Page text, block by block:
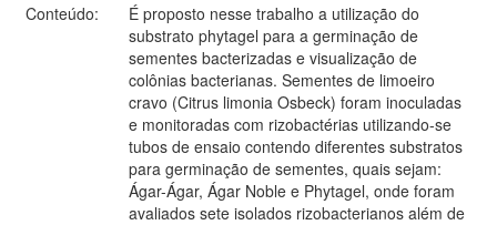
Conteúdo:
É proposto nesse trabalho a utilização do
substrato phytagel para a germinação de
sementes bacterizadas e visualização de
colônias bacterianas. Sementes de limoeiro
cravo (Citrus limonia Osbeck) foram inoculadas
e monitoradas com rizobactérias utilizando-se
tubos de ensaio contendo diferentes substratos
para germinação de sementes, quais sejam:
Ágar-Ágar, Ágar Noble e Phytagel, onde foram
avaliados sete isolados rizobacterianos além de